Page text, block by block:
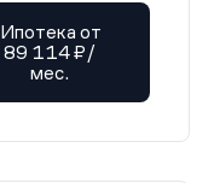
Ипотека от
89 114 ₽/
мес.